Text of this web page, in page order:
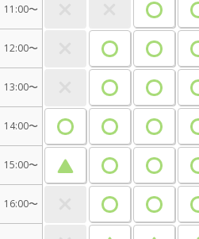
11:00〜
12:00〜
13:00〜
14:00〜
15:00〜
16:00〜